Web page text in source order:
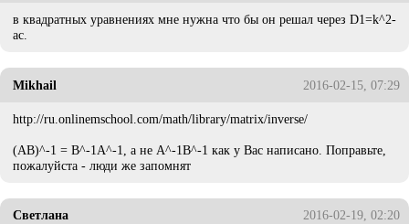
в квадратных уравнениях мне нужна что бы он решал через D1=k^2-
ac.
Mikhail 2016-02-15, 07:29
http://ru.onlinemschool.com/math/library/matrix/inverse/
(AB)^-1 = B^-1A^-1, а не A^-1B^-1 как у Вас написано. Поправьте,
пожалуйста - люди же запомнят
Светлана 2016-02-19, 02:20